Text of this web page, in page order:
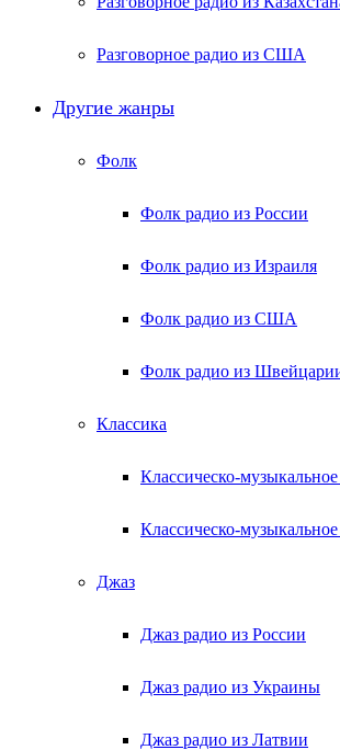
Разговорное радио из США
Другие жанры
Фолк
Фолк радио из России
Фолк радио из Израиля
Фолк радио из США
Фолк радио из
Классика
Классическо-
Классическо-
Джаз
Джаз радио из России
Джаз радио из Украины
Джаз радио из Латвии